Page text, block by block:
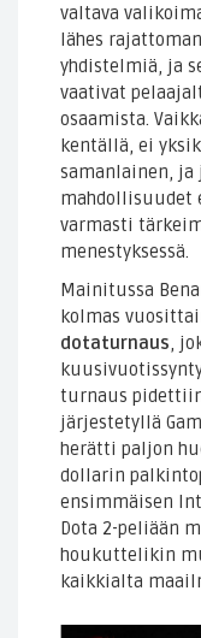
valtava
lähes
yhdistelmiä, ja
vaativat
osaamista.
kentällä, ei
samanlainen,
varmasti
menestyksessä.
Mainitussa
kolmas
dotaturnaus,
turnaus
järjestetyllä
herätti paljon
dollarin
ensimmäisen
Dota 2-peliään
houkuttelikin
kaikkialta